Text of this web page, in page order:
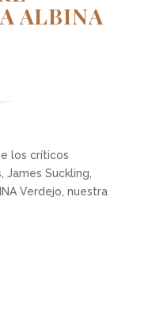
ALBINA
los críticos
Suckling,
Verdejo, nuestra